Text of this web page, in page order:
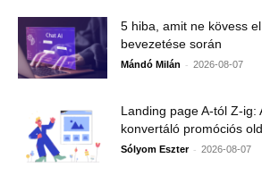
5 hiba, amit ne kövess
bevezetése során
Mándó Milán - 2026-08-07
Landing page A-tól Z-ig:
konvertáló promóciós
Sólyom Eszter - 2026-08-07